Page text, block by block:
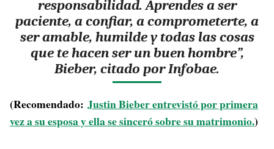
responsabilidad. Aprendes a ser
paciente, a confiar, a comprometerte, a
ser amable, humilde y todas las cosas
que te hacen ser un buen hombre”,
Bieber, citado por Infobae.
(Recomendado: Justin Bieber entrevistó por primera
vez a su esposa y ella se sinceró sobre su matrimonio.)